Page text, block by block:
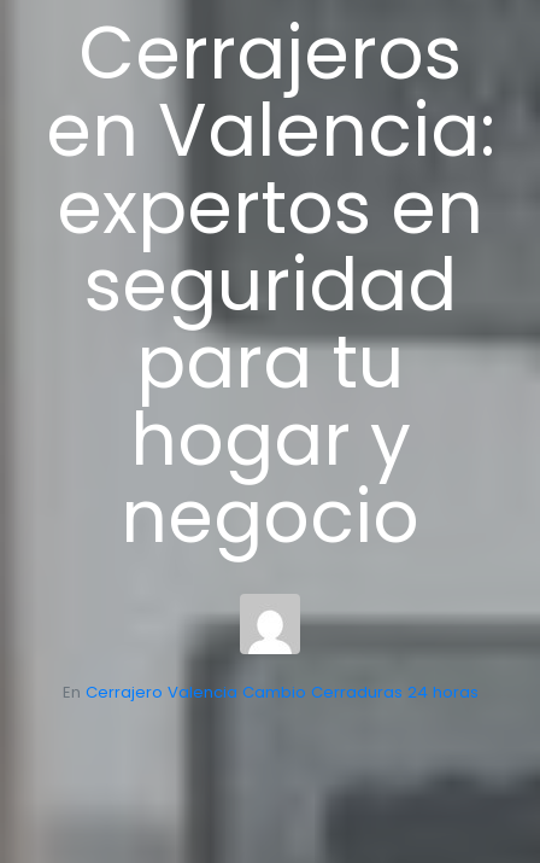
Cerrajeros
en Valencia:
expertos en
seguridad
para tu
hogar y
negocio
En Cerrajero Valencia Cambio Cerraduras 24 horas